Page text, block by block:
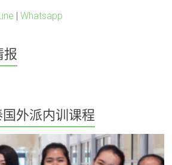
|Whatsapp
报
外派内训课程